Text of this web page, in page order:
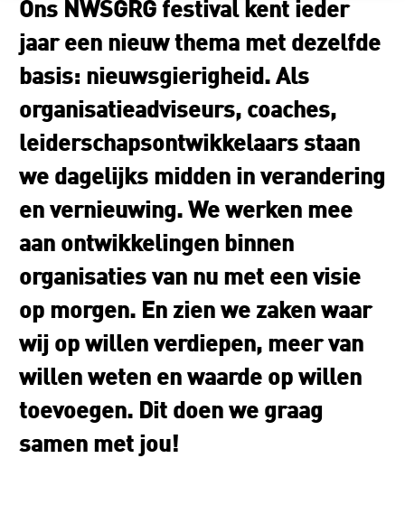
Ons NWSGRG festival kent ieder
jaar een nieuw thema met dezelfde
basis: nieuwsgierigheid. Als
organisatieadviseurs, coaches,
leiderschapsontwikkelaars staan
we dagelijks midden in verandering
en vernieuwing. We werken mee
aan ontwikkelingen binnen
organisaties van nu met een visie
op morgen. En zien we zaken waar
wij op willen verdiepen, meer van
willen weten en waarde op willen
toevoegen. Dit doen we graag
samen met jou!